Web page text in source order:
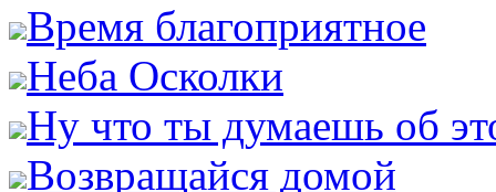
Время благоприятное
Неба Осколки
Ну что ты думаешь об
Возвращайся домой